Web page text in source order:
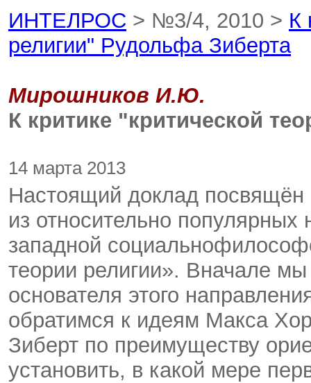
ИНТЕЛРОС > №3/4, 2010 > К
религии" Рудольфа Зиберта
Мирошников И.Ю.
К критике "критической
14 марта 2013
Настоящий доклад посвящён
из относительно
западной
теории религии». Вначале
основателя этого
обратимся к идеям Макса
Зиберт по преимуществу
установить, в какой мере